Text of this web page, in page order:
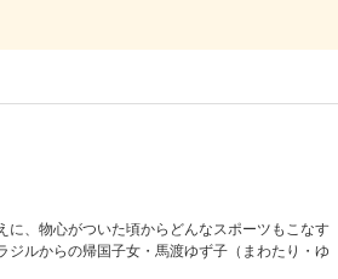
、物心がついた頃からどんなスポーツもこなす
ルからの帰国子女・馬渡ゆず子（まわたり・ゆ